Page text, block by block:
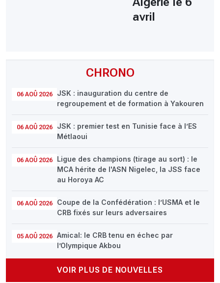
CHRONO
06 AOÛ 2026
JSK : inauguration du centre de
regroupement et de formation à Yakouren
06 AOÛ 2026
JSK : premier test en Tunisie face à l’ES
Métlaoui
06 AOÛ 2026
Ligue des champions (tirage au sort) : le
MCA hérite de l'ASN Nigelec, la JSS face
au Horoya AC
06 AOÛ 2026
Coupe de la Confédération : l’USMA et le
CRB fixés sur leurs adversaires
05 AOÛ 2026
Amical: le CRB tenu en échec par
l’Olympique Akbou
VOIR PLUS DE NOUVELLES
avril